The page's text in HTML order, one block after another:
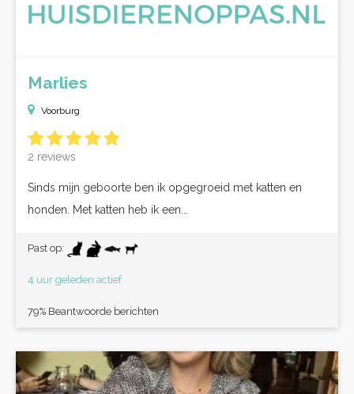
Marlies
Voorburg
2 reviews
Sinds mijn geboorte ben ik opgegroeid met katten en
honden. Met katten heb ik een...
Past op:
4 uur geleden actief
79% Beantwoorde berichten